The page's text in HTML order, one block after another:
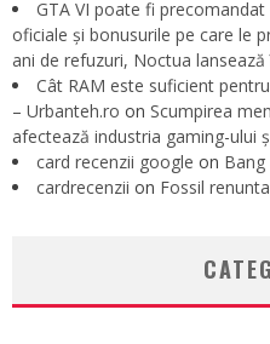
GTA VI poate fi
oficiale și bonusurile pe care le
ani de refuzuri, Noctua
Cât RAM este suficient
– Urbanteh.ro on Scumpirea
afectează industria gaming-ului
card recenzii google on
cardrecenzii on Fossil